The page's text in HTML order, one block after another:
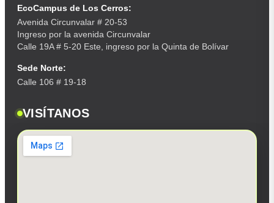
EcoCampus de Los Cerros:
Avenida Circunvalar # 20-53
Ingreso por la avenida Circunvalar
Calle 19A # 5-20 Este, ingreso por la Quinta de Bolívar
Sede Norte:
Calle 106 # 19-18
VISÍTANOS